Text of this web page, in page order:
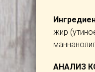
жир
АНАЛИЗ